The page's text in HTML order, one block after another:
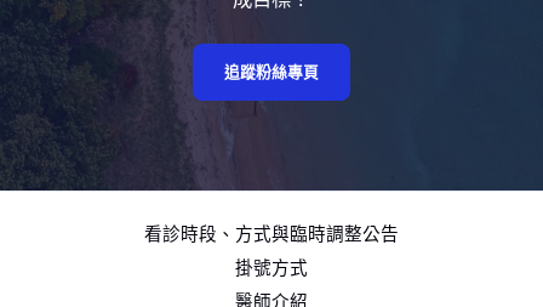
追蹤粉絲專頁
看診時段、方式與臨時調整公告
掛號方式
醫師介紹